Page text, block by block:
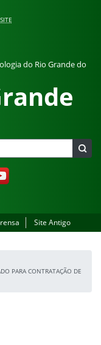
do Rio Grande do
Site Antigo
PARA CONTRATAÇÃO DE